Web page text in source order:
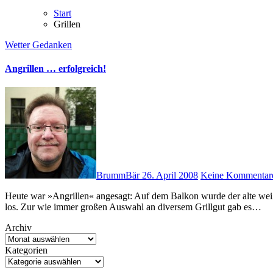
Start
Grillen
WetterGedanken
Angrillen … erfolgreich!
BrummBär26. April 2008 Keine
Heute war »Angrillen« angesagt: Auf dem Balkon wurde der alte weißte Tisch gesäubert, der Elektrogrill herausgekramt und dann ging’s
los. Zur wie immer großen Auswahl an diversem Grillgut gab es…
Archiv
Kategorien